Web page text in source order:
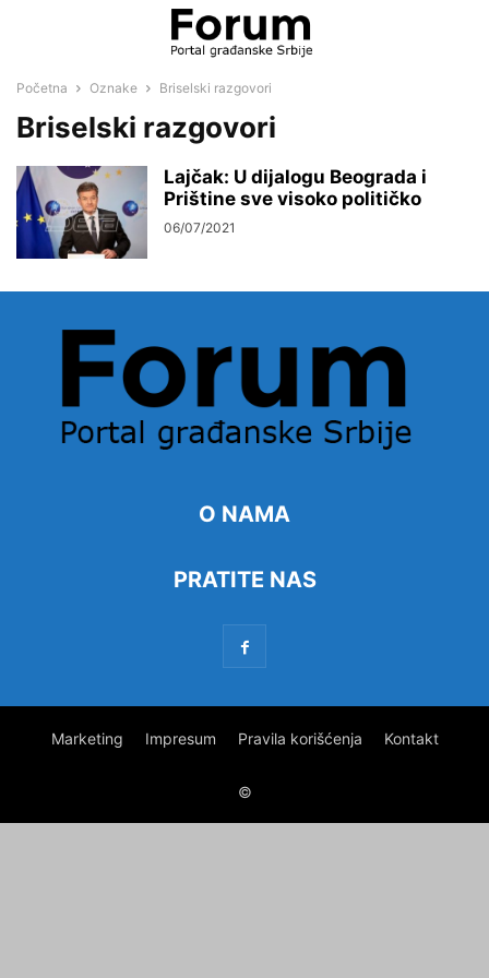
Početna Oznake Briselski razgovori
Briselski razgovori
Lajčak: U dijalogu Beograda i
Prištine sve visoko političko
06/07/2021
O NAMA
PRATITE NAS
Marketing Impresum Pravila korišćenja Kontakt
©